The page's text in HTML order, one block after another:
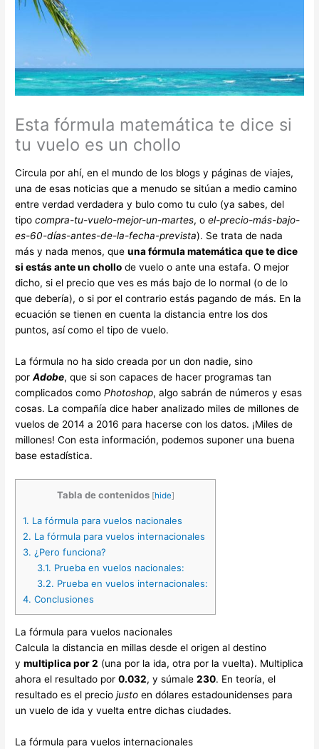
Esta fórmula matemática te dice si
tu vuelo es un chollo
Circula por ahí, en el mundo de los blogs y páginas de viajes,
una de esas noticias que a menudo se sitúan a medio camino
entre verdad verdadera y bulo como tu culo (ya sabes, del
tipocompra-tu-vuelo-mejor-un-martes, oel-precio-más-bajo-
es-60-días-antes-de-la-fecha-prevista). Se trata de nada
más y nada menos, queuna fórmula matemática que te dice
si estás ante un chollo de vuelo o ante una estafa. O mejor
dicho, si el precio que ves es más bajo de lo normal (o de lo
que debería), o si por el contrario estás pagando de más. En la
ecuación se tienen en cuenta la distancia entre los dos
puntos, así como el tipo de vuelo.
La fórmula no ha sido creada por un don nadie, sino
porAdobe, que si son capaces de hacer programas tan
complicados comoPhotoshop, algo sabrán de números y esas
cosas. La compañía dice haber analizado miles de millones de
vuelos de 2014 a 2016 para hacerse con los datos. ¡Miles de
millones! Con esta información, podemos suponer una buena
base estadística.
Tabla de contenidos [hide]
1. La fórmula para vuelos nacionales
2. La fórmula para vuelos internacionales
3. ¿Pero funciona?
3.1. Prueba en vuelos nacionales:
3.2. Prueba en vuelos internacionales:
4. Conclusiones
La fórmula para vuelos nacionales
Calcula la distancia en millas desde el origen al destino
ymultiplica por 2 (una por la ida, otra por la vuelta). Multiplica
ahora el resultado por0.032, y súmale230. En teoría, el
resultado es el preciojusto en dólares estadounidenses para
un vuelo de ida y vuelta entre dichas ciudades.
La fórmula para vuelos internacionales